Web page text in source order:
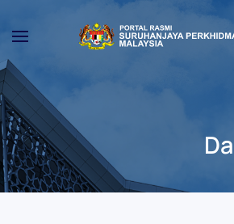
Skip to main content